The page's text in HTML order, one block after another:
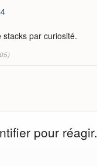
par curiosité.
pour réagir.